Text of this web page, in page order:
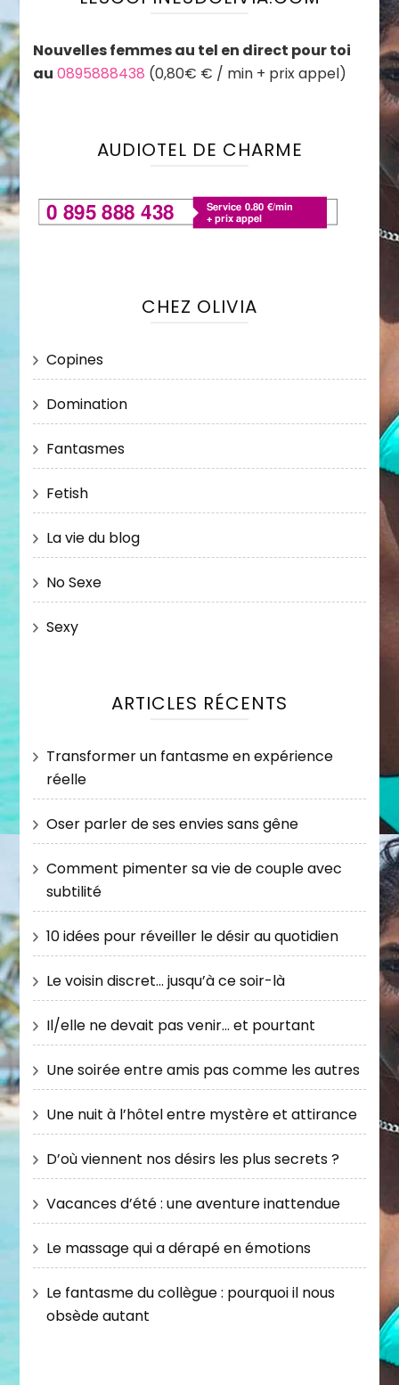
Nouvelles femmes au tel en direct pour toi
au 0895888438 (0,80€ € / min + prix appel)
AUDIOTEL DE CHARME
CHEZ OLIVIA
Copines
Domination
Fantasmes
Fetish
La vie du blog
No Sexe
Sexy
ARTICLES RÉCENTS
Transformer un fantasme en expérience
réelle
Oser parler de ses envies sans gêne
Comment pimenter sa vie de couple avec
subtilité
10 idées pour réveiller le désir au quotidien
Le voisin discret… jusqu’à ce soir-là
Il/elle ne devait pas venir… et pourtant
Une soirée entre amis pas comme les autres
Une nuit à l’hôtel entre mystère et attirance
D’où viennent nos désirs les plus secrets ?
Vacances d’été : une aventure inattendue
Le massage qui a dérapé en émotions
Le fantasme du collègue : pourquoi il nous
obsède autant